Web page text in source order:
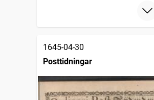
1645-04-30
Posttidningar